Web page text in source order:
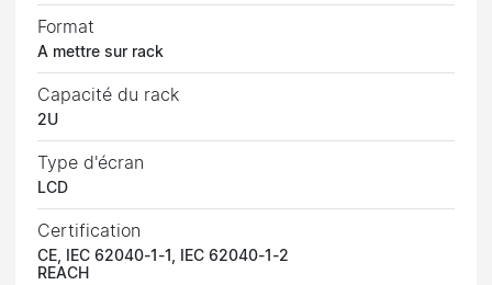
Format
A mettre sur rack
Capacité du rack
2U
Type d'écran
LCD
Certification
CE, IEC 62040-1-1, IEC 62040-1-2
REACH